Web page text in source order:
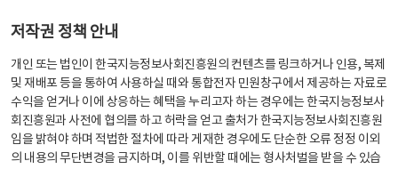
저작권 정책 안내
개인 또는 법인이 한국지능정보사회진흥원의 컨텐츠를 링크하거나 인용, 복제
및 재배포 등을 통하여 사용하실 때와 통합전자 민원창구에서 제공하는 자료로
수익을 얻거나 이에 상응하는 혜택을 누리고자 하는 경우에는 한국지능정보사
회진흥원과 사전에 협의를 하고 허락을 얻고 출처가 한국지능정보사회진흥원
임을 밝혀야 하며 적법한 절차에 따라 게재한 경우에도 단순한 오류 정정 이외
의 내용의 무단변경을 금지하며, 이를 위반할 때에는 형사처벌을 받을 수 있습